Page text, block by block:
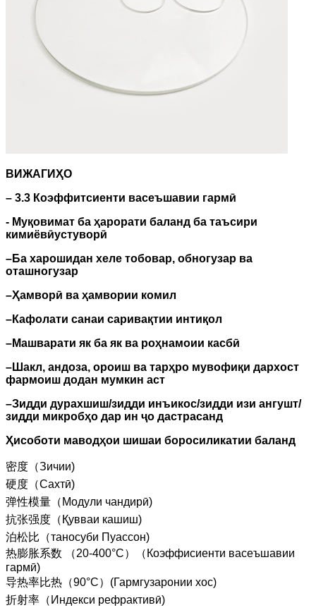
ВИЖАГИҲО
– 3.3 Коэффитсиенти васеъшавии гармӣ
- Муқовимат ба ҳарорати баланд ба таъсири
кимиёвӣустуворӣ
–Ба харошидан хеле тобовар, обногузар ва
оташногузар
–Ҳамворӣ ва ҳамвории комил
–Кафолати санаи саривақтии интиқол
–Машварати як ба як ва роҳнамоии касбӣ
–Шакл, андоза, ороиш ва тарҳро мувофиқи дархост
фармоиш додан мумкин аст
–Зидди дурахшиш/зидди инъикос/зидди изи ангушт/
зидди микробҳо дар ин ҷо дастрасанд
Ҳисоботи маводҳои шишаи боросиликатии баланд
密度（Зичии)
硬度（Сахтӣ)
弹性模量（Модули чандирӣ)
抗张强度（Қувваи кашиш)
泊松比（таносуби Пуассон)
热膨胀系数 （20-400°C）（Коэффисиенти васеъшавии
гармӣ)
导热率比热（90°C）(Гармгузаронии хос)
折射率（Индекси рефрактивӣ)